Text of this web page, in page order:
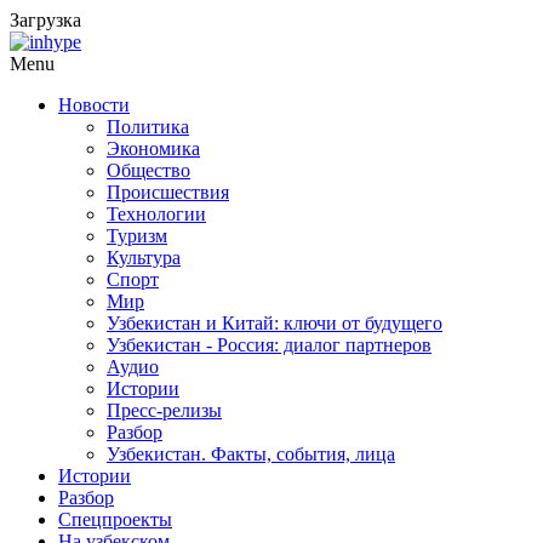
Загрузка
Menu
Новости
Политика
Экономика
Общество
Происшествия
Технологии
Туризм
Культура
Спорт
Мир
Узбекистан и Китай: ключи от будущего
Узбекистан - Россия: диалог партнеров
Аудио
Истории
Пресс-релизы
Разбор
Узбекистан. Факты, события, лица
Истории
Разбор
Спецпроекты